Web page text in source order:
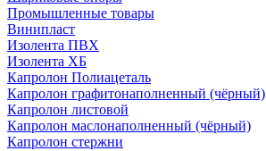
Промышленные товары
Винипласт
Изолента ПВХ
Изолента ХБ
Капролон Полиацеталь
Капролон графитонаполненный (чёрный)
Капролон листовой
Капролон маслонаполненный (чёрный)
Капролон стержни